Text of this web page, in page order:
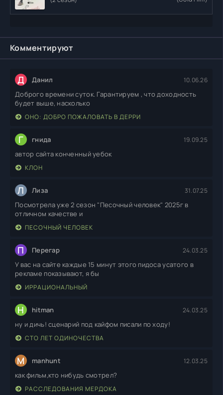
Комментируют
Д Данил 10.06.26
Доброго времени суток. Гарантируем , что доходность
будет выше, насколько
ОНО: ДОБРО ПОЖАЛОВАТЬ В ДЕРРИ
Г гнида 19.09.25
автор сайта конченный уебок
КЛОН
Л Лиза 31.07.25
Посмотрела уже 2 сезон "Песочный человек" 2025г в
отличном качестве и
ПЕСОЧНЫЙ ЧЕЛОВЕК
П Перегар 24.03.25
У вас на сайте каждые 15 минут этого пидоса усатого в
рекламе показывают, я бы
ИРРАЦИОНАЛЬНЫЙ
H hitman 24.03.25
ну и дичь! сценарий под кайфом писали по ходу!
СТО ЛЕТ ОДИНОЧЕСТВА
M manhunt 12.03.25
как фильм,кто нибудь смотрел?
РАССЛЕДОВАНИЯ МЕРДОКА